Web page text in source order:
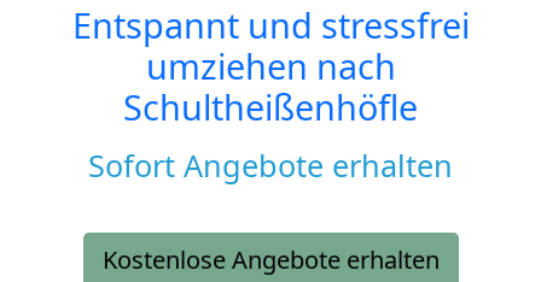
Entspannt und stressfrei
umziehen nach
Schultheißenhöfle
Sofort Angebote erhalten
Kostenlose Angebote erhalten